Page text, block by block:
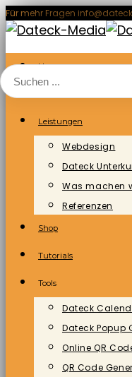
Zum
Inhalt
springen
Für mehr Fragen
Home
Leistungen
Webdesign
Dateck
Was machen
Referenzen
Shop
Tutorials
Tools
Dateck
Dateck Popup
Online QR
QR Code